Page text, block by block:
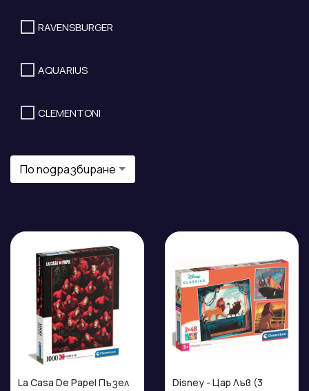
RAVENSBURGER
AQUARIUS
CLEMENTONI
По подразбиране
La Casa De Papel Пъзел
Disney - Цар Лъв (3